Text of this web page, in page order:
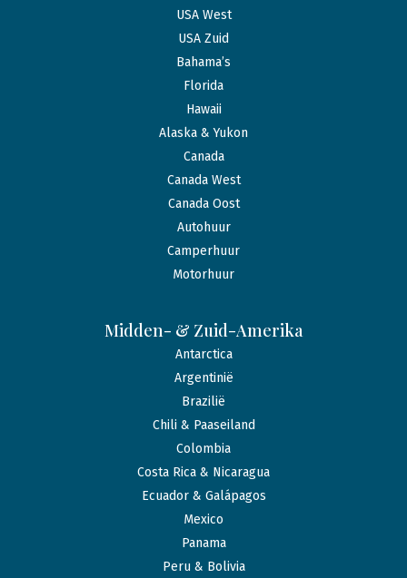
USA West
USA Zuid
Bahama’s
Florida
Hawaii
Alaska & Yukon
Canada
Canada West
Canada Oost
Autohuur
Camperhuur
Motorhuur
Midden- & Zuid-Amerika
Antarctica
Argentinië
Brazilië
Chili & Paaseiland
Colombia
Costa Rica & Nicaragua
Ecuador & Galápagos
Mexico
Panama
Peru & Bolivia